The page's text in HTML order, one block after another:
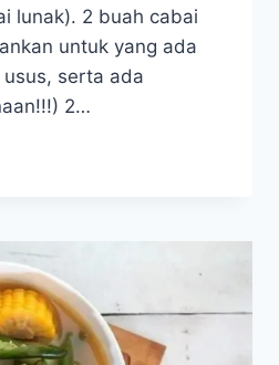
lunak). 2 buah cabai
untuk yang ada
serta ada
2…